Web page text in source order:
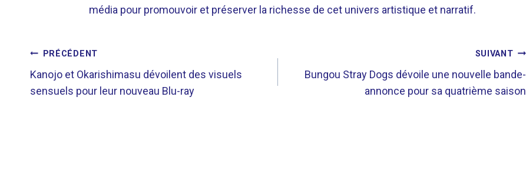
média pour promouvoir et préserver la richesse de cet univers artistique et narratif.
NAVIGATION
DE
PRÉCÉDENT
Kanojo et Okarishimasu dévoilent des visuels
sensuels pour leur nouveau Blu-ray
SUIVANT
Bungou Stray Dogs dévoile une nouvelle bande-
annonce pour sa quatrième saison